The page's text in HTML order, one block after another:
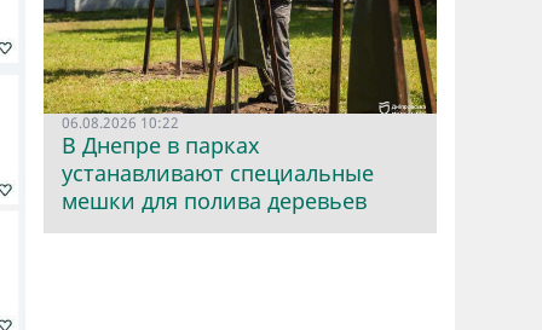
06.08.2026 10:22
В Днепре в парках
устанавливают специальные
мешки для полива деревьев